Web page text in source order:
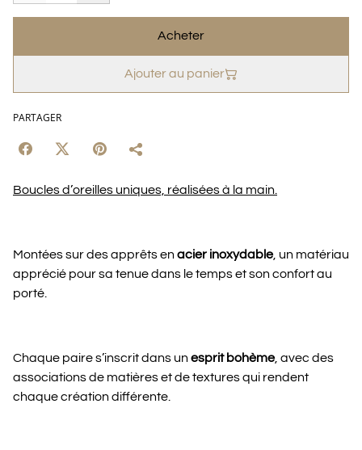
Acheter
Ajouter au panier
PARTAGER
Boucles d’oreilles uniques, réalisées à la main.
Montées sur des apprêts enacier inoxydable, un matériau
apprécié pour sa tenue dans le temps et son confort au
porté.
Chaque paire s’inscrit dans unesprit bohème, avec des
associations de matières et de textures qui rendent
chaque création différente.